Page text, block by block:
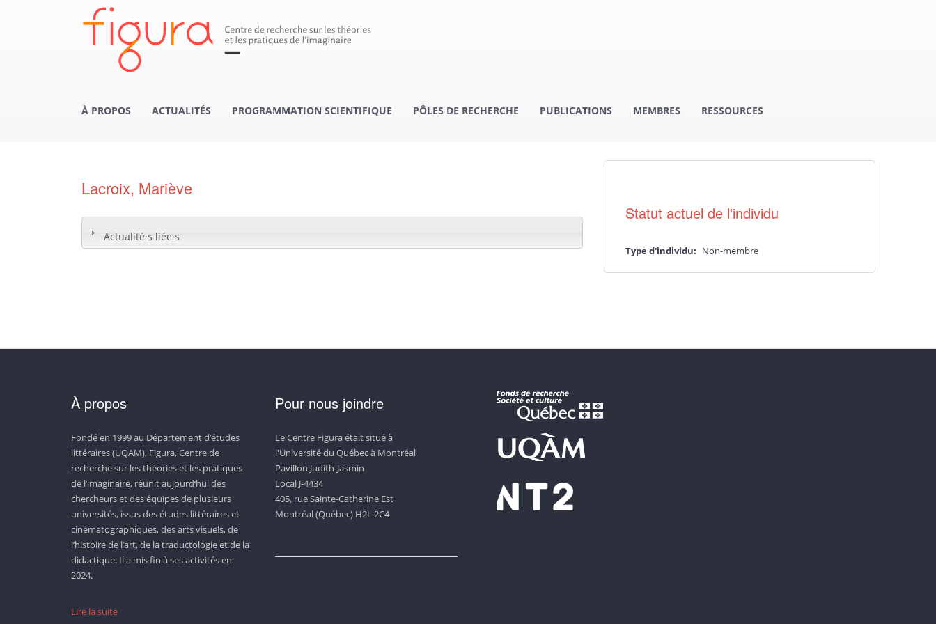
À PROPOS ACTUALITÉS PROGRAMMATION SCIENTIFIQUE PÔLES DE RECHERCHE PUBLICATIONS MEMBRES RESSOURCES
Lacroix, Mariève
Actualité·s liée·s
Statut actuel de l'individu
Type d'individu: Non-membre
À propos
Fondé en 1999 au Département d’études
littéraires (UQAM), Figura, Centre de
recherche sur les théories et les pratiques
de l’imaginaire, réunit aujourd’hui des
chercheurs et des équipes de plusieurs
universités, issus des études littéraires et
cinématographiques, des arts visuels, de
l’histoire de l’art, de la traductologie et de la
didactique. Il a mis fin à ses activités en
2024.
Lire la suite
Pour nous joindre
Le Centre Figura était situé à
l'Université du Québec à Montréal
Pavillon Judith-Jasmin
Local J-4434
405, rue Sainte-Catherine Est
Montréal (Québec) H2L 2C4